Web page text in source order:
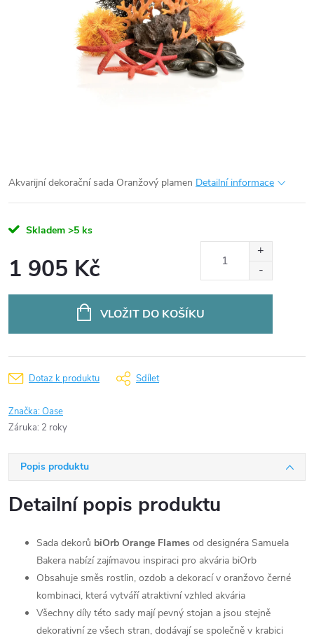
Akvarijní dekorační sada Oranžový plamen Detailní informace
Skladem >5 ks
1 905 Kč
VLOŽIT DO KOŠÍKU
Dotaz k produktu Sdílet
Značka:Oase
Záruka: 2 roky
Popis produktu
Detailní popis produktu
Sada dekorů biOrb Orange Flames od designéra Samuela
Bakera nabízí zajímavou inspiraci pro akvária biOrb
Obsahuje směs rostlin, ozdob a dekorací v oranžovo černé
kombinaci, která vytváří atraktivní vzhled akvária
Všechny díly této sady mají pevný stojan a jsou stejně
dekorativní ze všech stran, dodávají se společně v krabici